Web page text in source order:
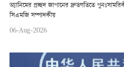
অ্যানিমের প্রচ্ছদ জাপানের দ্রুতগতিতে
সিএমজি সম্পাদকীয়
06-Aug-2026